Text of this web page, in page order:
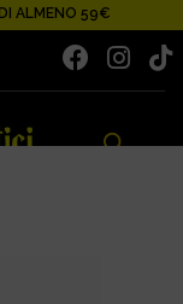
ALMENO 59€